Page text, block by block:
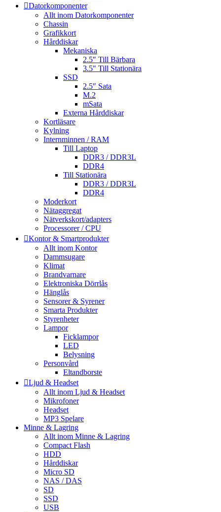
Datorkomponenter
Allt inom Datorkomponenter
Chassin
Grafikkort
Hårddiskar
Mekaniska
2.5″ Till Bärbara
3.5″ Till Stationära
SSD
2.5″ Sata
M.2
mSata
Externa Hårddiskar
Kortläsare
Kylning
Internminnen / RAM
Till Laptop
DDR3 / DDR3L
DDR4
Till Stationära
DDR3 / DDR3L
DDR4
Moderkort
Nätaggregat
Nätverkskort/adapters
Processorer / CPU
Kontor & Smartprodukter
Allt inom Kontor
Dammsugare
Klimat
Brandvarnare
Elektroniska Dörrlås
Hänglås
Sensorer & Syrener
Smarta Produkter
Styrenheter
Lampor
Ficklampor
LED
Belysning
Personvård
Eltandborste
Ljud & Headset
Allt inom Ljud & Headset
Mikrofoner
Headset
MP3 Spelare
Minne & Lagring
Allt inom Minne & Lagring
Compact Flash
HDD
Hårddiskar
Micro SD
NAS / DAS
SD
SSD
USB